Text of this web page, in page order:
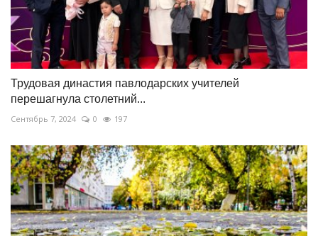
Трудовая династия павлодарских учителей
перешагнула столетний...
Сентябрь 7, 2024 0 197